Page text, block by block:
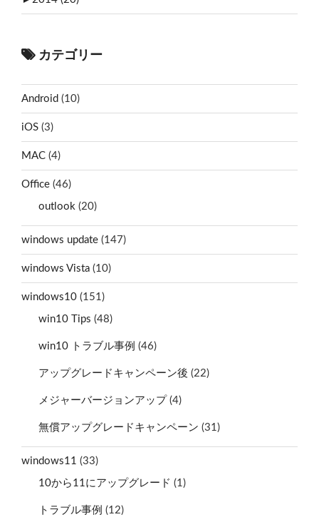
カテゴリー
Android (10)
iOS (3)
MAC (4)
Office (46)
outlook (20)
windows update (147)
windows Vista (10)
windows10 (151)
win10 Tips (48)
win10 トラブル事例 (46)
アップグレードキャンペーン後 (22)
メジャーバージョンアップ (4)
無償アップグレードキャンペーン (31)
windows11 (33)
10から11にアップグレード (1)
トラブル事例 (12)